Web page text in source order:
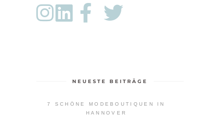
NEUESTE BEITRÄGE
7 SCHÖNE MODEBOUTIQUEN IN
HANNOVER